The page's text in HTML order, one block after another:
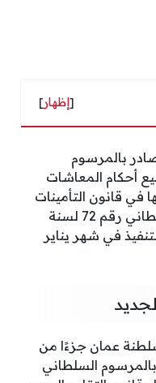
[إظهار]
بالمرسوم
رقم 52 لسنة 2023 جميع أحكام المعاشات
في قانون التأمينات
الاجتماعية الصادر بالمرسوم السلطاني رقم 72 لسنة
في شهر يناير
عمان جزءًا من
بالمرسوم السلطاني